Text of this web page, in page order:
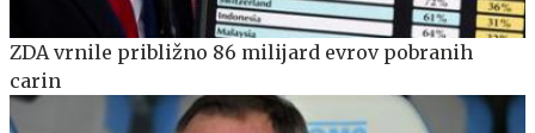
ZDA vrnile približno 86 milijard evrov pobranih
carin